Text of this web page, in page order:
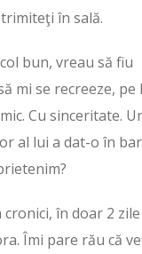
în sală.
bun, vreau să fiu
mi se recreeze, pe
Cu sinceritate.
al lui a dat-o în
în doar 2
Îmi pare rău că